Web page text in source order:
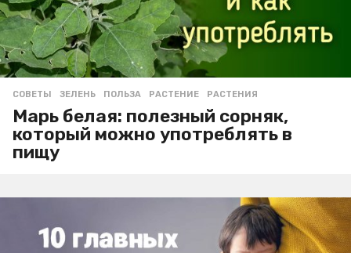
СОВЕТЫ ЗЕЛЕНЬ ,ПОЛЬЗА ,РАСТЕНИЕ ,РАСТЕНИЯ
Марь белая: полезный сорняк,
который можно употреблять в
пищу